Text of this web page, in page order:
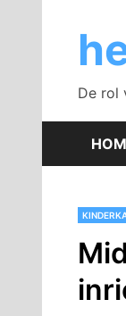
content
De rol